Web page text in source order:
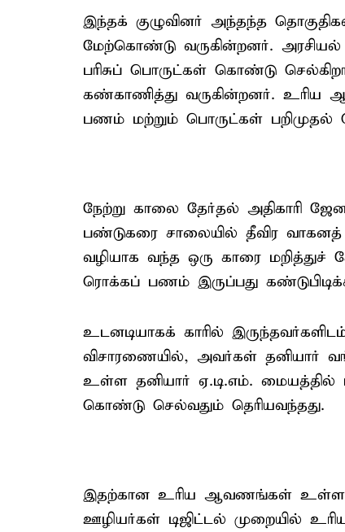
இந்தக் குழுவினர் அந்தந்த
மேற்கொண்டு வருகின்றனர்.
பரிசுப் பொருட்கள் கொண்டு
கண்காணித்து வருகின்றனர்.
பணம் மற்றும் பொருட்கள் பறிமுதல்
நேற்று காலை தேர்தல் அதிகாரி
பண்டுகரை சாலையில் தீவிர
வழியாக வந்த ஒரு காரை
ரொக்கப் பணம் இருப்பது
உடனடியாகக் காரில்
விசாரணையில், அவர்கள் தனியார்
உள்ள தனியார் ஏ.டி.எம்.
கொண்டு செல்வதும் தெரியவந்தது.
இதற்கான உரிய ஆவணங்கள்
ஊழியர்கள் டிஜிட்டல் முறையில்